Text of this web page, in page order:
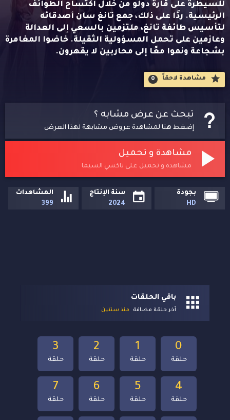
للسيطرة على قارة دولو من خلال اكتساح الطوائف
الرئيسية. ردًا على ذلك، جمع تانغ سان أصدقائه
لتأسيس طائفة تانغ، ملتزمين بالسعي إلى العدالة
وعازمين على تحمل المسؤولية الثقيلة. خاضوا المغامرة
بشجاعة ونموا معًا إلى محاربين لا يقهرون.
مشاهدة لاحقاََ 0
تبحث عن عرض مشابه ؟
إضغط هنا لمشاهدة عروض مشابهة لهذا العرض
مشاهدة و تحميل
مشاهدة و تحميل على تاكسي السيما
بجودة
HD
سنة الإنتاج
2024
المشاهدات
399
باقي الحلقات
آخر حلقة مضافة منذ سنتين
7
حلقة
6
حلقة
5
حلقة
4
حلقة
3
حلقة
2
حلقة
1
حلقة
0
حلقة